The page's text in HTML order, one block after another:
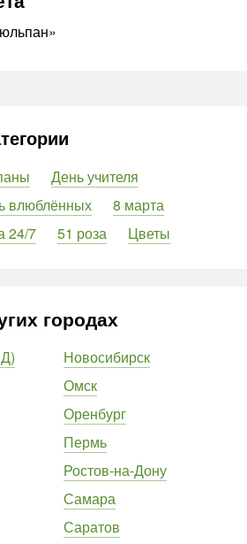
День учителя
влюблённых
8 марта
24/7 51 роза Цветы
городах
Новосибирск
Омск
Оренбург
Пермь
Ростов-на-Дону
Самара
Саратов